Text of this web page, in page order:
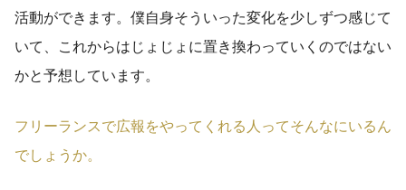
活動ができます。僕自身そういった変化を少しずつ感じて
いて、これからはじょじょに置き換わっていくのではない
かと予想しています。
フリーランスで広報をやってくれる人ってそんなにいるん
でしょうか。